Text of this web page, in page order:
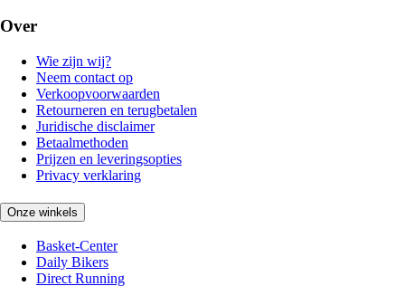
Over
Wie zijn wij?
Neem contact op
Verkoopvoorwaarden
Retourneren en terugbetalen
Juridische disclaimer
Betaalmethoden
Prijzen en leveringsopties
Privacy verklaring
Onze winkels
Basket-Center
Daily Bikers
Direct Running